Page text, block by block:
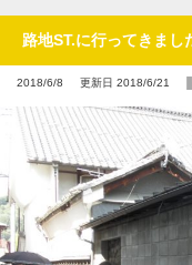
路地ST.に行ってきまし
2018/6/8 更新日 2018/6/21